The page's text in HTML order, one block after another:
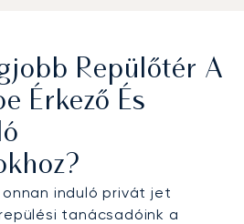
Repülőtér A
Érkező És
induló privát jet
tanácsadóink a